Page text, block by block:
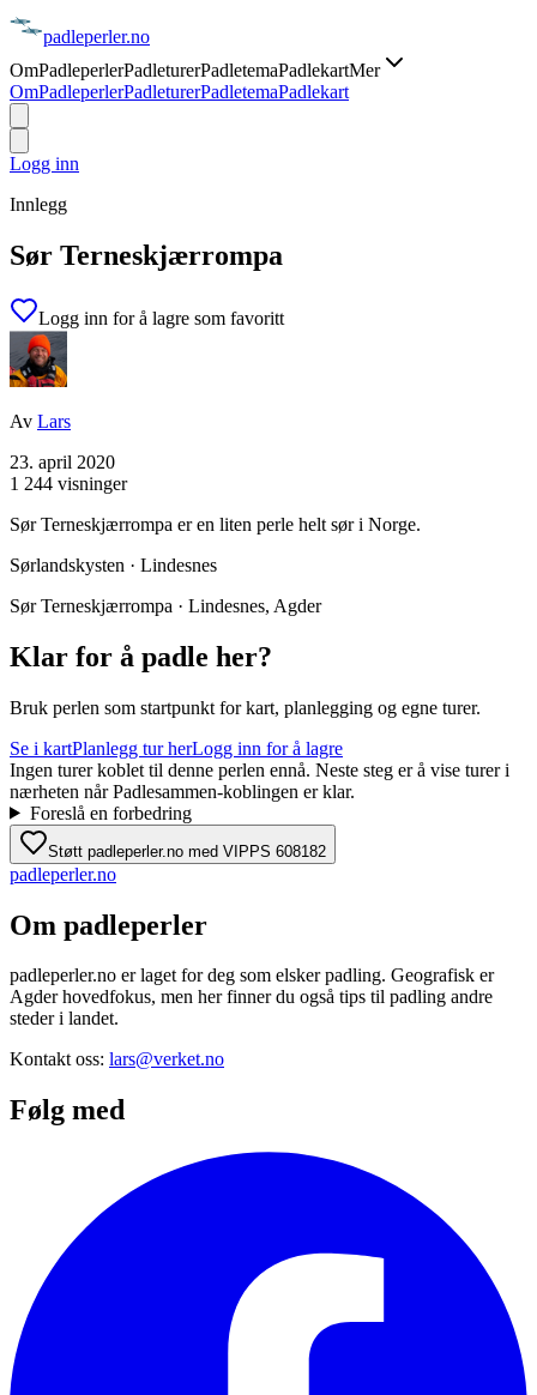
padleperler.no
OmPadleperlerPadleturerPadletemaPadlekartMer
OmPadleperlerPadleturerPadletemaPadlekart
Logg inn
Innlegg
Sør Terneskjærrompa
Logg inn for å lagre som favoritt
Av Lars
23. april 2020
1 244 visninger
Sør Terneskjærrompa er en liten perle helt sør i Norge.
Sørlandskysten · Lindesnes
Sør Terneskjærrompa · Lindesnes, Agder
Klar for å padle her?
Bruk perlen som startpunkt for kart, planlegging og egne turer.
Se i kartPlanlegg tur herLogg inn for å lagre
Ingen turer koblet til denne perlen ennå. Neste steg er å vise turer i
nærheten når Padlesammen-koblingen er klar.
Foreslå en forbedring
Støtt padleperler.no med VIPPS 608182
padleperler.no
Om padleperler
padleperler.no er laget for deg som elsker padling. Geografisk er
Agder hovedfokus, men her finner du også tips til padling andre
steder i landet.
Kontakt oss: lars@verket.no
Følg med